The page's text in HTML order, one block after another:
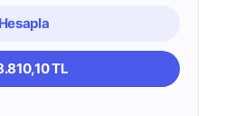
Hesapla
TL